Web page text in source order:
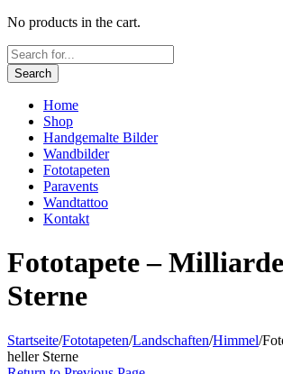
No products in the cart.
Search
Home
Shop
Handgemalte Bilder
Wandbilder
Fototapeten
Paravents
Wandtattoo
Kontakt
Fototapete –
Sterne
Startseite/Fototapeten/Landschaften/Himmel/
heller Sterne